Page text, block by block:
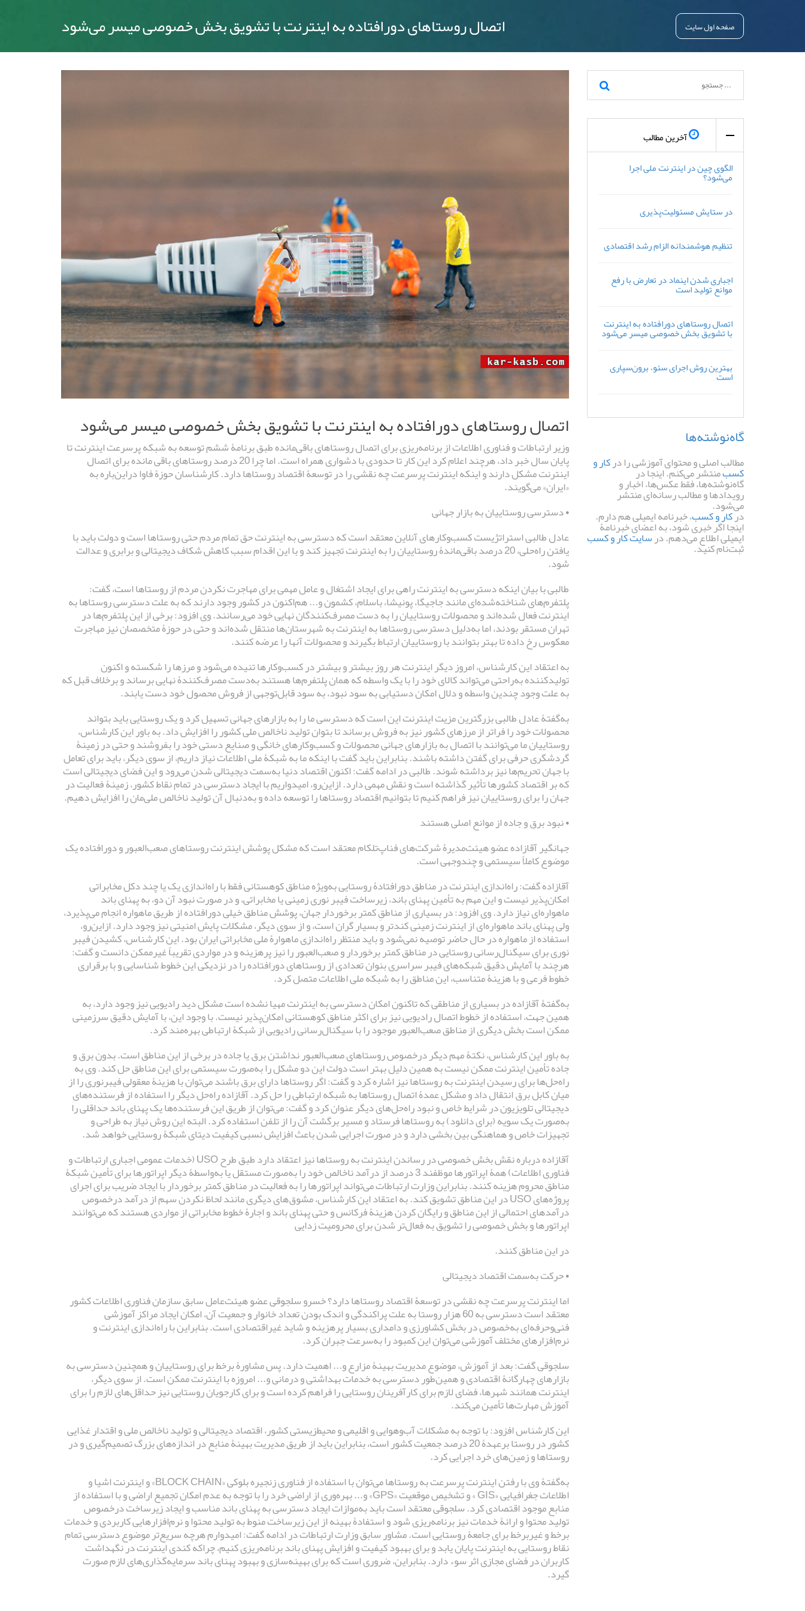
اتصال روستاهای دورافتاده به اینترنت با تشویق بخش خصوصی میسر می‌شود صفحه اول سایت
اتصال روستاهای دورافتاده به اینترنت با تشویق بخش خصوصی میسر می‌شود
وزیر ارتباطات و فناوری اطلاعات از برنامه‌ریزی برای اتصال روستاهای باقی‌مانده طبق برنامۀ ششم توسعه به شبکه پرسرعت اینترنت تا
پایان سال خبر داد، هرچند اعلام کرد این کار تا حدودی با دشواری همراه است. اما چرا 20 درصد روستاهای باقی مانده برای اتصال
اینترنت مشکل دارند و اینکه اینترنت پرسرعت چه نقشی را در توسعۀ اقتصاد روستاها دارد. کارشناسان حوزۀ فاوا دراین‌باره به
«ایران» می‌گویند.
• دسترسی روستاییان به بازار جهانی
عادل طالبی استراتژیست کسب‌و‌کارهای آنلاین معتقد است که دسترسی به اینترنت حق تمام مردم حتی روستاها است و دولت باید با
یافتن راه‌حلی، 20 درصد باقی‌ماندۀ روستاییان را به اینترنت تجهیز کند و با این اقدام سبب کاهش شکاف دیجیتالی و برابری و عدالت
شود.
طالبی با بیان اینکه دسترسی به اینترنت راهی برای ایجاد اشتغال و عامل مهمی برای مهاجرت نکردن مردم از روستاها است، گفت:
پلتفرم‌های شناخته‌شده‌ای مانند جاجیگا، پونیشا، باسلام، کشمون و... هم‌اکنون در کشور وجود دارند که به علت دسترسی روستاها به
اینترنت فعال شده‌اند و محصولات روستاییان را به دست مصرف‌کنندگان نهایی خود می‌رسانند. وی افزود: برخی از این پلتفرم‌ها در
تهران مستقر بودند، اما به‌دلیل دسترسی روستاها به اینترنت به شهرستان‌ها منتقل شده‌اند و حتی در حوزۀ متخصصان نیز مهاجرت
معکوس رخ داده تا بهتر بتوانند با روستاییان ارتباط بگیرند و محصولات آنها را عرضه کنند.
به اعتقاد این کارشناس، امروز دیگر اینترنت هر روز بیشتر و بیشتر در کسب‌و‌کارها تنیده می‌شود و مرزها را شکسته و اکنون
تولیدکننده به‌راحتی می‌تواند کالای خود را با یک واسطه که همان پلتفرم‌ها هستند به‌دست مصرف‌کنندۀ نهایی برساند و برخلاف قبل که
به علت وجود چندین واسطه و دلال امکان دستیابی به سود نبود، به سود قابل‌توجهی از فروش محصول خود دست یابند.
به‌گفتۀ عادل طالبی بزرگترین مزیت اینترنت این است که دسترسی ما را به بازارهای جهانی تسهیل کرد و یک روستایی باید بتواند
محصولات خود را فراتر از مرزهای کشور نیز به فروش برساند تا بتوان تولید ناخالص ملی کشور را افزایش داد. به باور این کارشناس،
روستاییان ما می‌توانند با اتصال به بازارهای جهانی محصولات و کسب‌و‌کارهای خانگی و صنایع دستی خود را بفروشند و حتی در زمینۀ
گردشگری حرفی برای گفتن داشته باشند. بنابراین باید گفت با اینکه ما به شبکۀ ملی اطلاعات نیاز داریم، از سوی دیگر، باید برای تعامل
با جهان تحریم‌ها نیز برداشته شوند. طالبی در ادامه گفت: اکنون اقتصاد دنیا به‌سمت دیجیتالی شدن می‌رود و این فضای دیجیتالی است
که بر اقتصاد کشورها تأثیر گذاشته است و نقش مهمی دارد. از‌این‌رو، امیدواریم با ایجاد دسترسی در تمام نقاط کشور، زمینۀ فعالیت در
جهان را برای روستاییان نیز فراهم کنیم تا بتوانیم اقتصاد روستاها را توسعه داده و به‌دنبال آن تولید ناخالص ملی‌مان را افزایش دهیم.
• نبود برق و جاده از موانع اصلی هستند
جهانگیر آقازاده عضو هیئت‌مدیرۀ شرکت‌های فناپ‌تلکام معتقد است که مشکل پوشش اینترنت روستاهای صعب‌العبور و دورافتاده یک
موضوع کاملاً سیستمی و چندوجهی است.
آقازاده گفت: راه‌اندازی اینترنت در مناطق دورافتادۀ روستایی به‌ویژه مناطق کوهستانی فقط با راه‌اندازی یک یا چند دکل مخابراتی
امکان‌پذیر نیست و این مهم به تأمین پهنای باند، زیرساخت فیبر نوری زمینی یا مخابراتی، و در صورت نبود آن دو، به پهنای باند
ماهواره‌ای نیاز دارد. وی افزود: در بسیاری از مناطقِ کمتر برخوردار جهان، پوشش مناطق خیلی دورافتاده از طریق ماهواره انجام می‌پذیرد،
ولی پهنای باند ماهواره‌ای از اینترنت زمینی کندتر و بسیار گران است، و از سوی دیگر، مشکلات پایش امنیتی نیز وجود دارد. ازاین‌رو،
استفاده از ماهواره در حال حاضر توصیه نمی‌شود و باید منتظر راه‌اندازی ماهوارۀ ملی مخابراتی ایران بود. این کارشناس، کشیدن فیبر
نوری برای سیگنال‌رسانی روستایی در مناطق کمتر برخوردار و صعب‌العبور را نیز پرهزینه و در مواردی تقریباً غیرممکن دانست و گفت:
هرچند با آمایش دقیق شبکه‌های فیبر سراسری بنوان تعدادی از روستاهای دورافتاده را در نزدیکی این خطوط شناسایی و با برقراری
خطوط فرعی و با هزینۀ متناسب، این مناطق را به شبکه ملی اطلاعات متصل کرد.
به‌گفتۀ آقازاده در بسیاری از مناطقی که تاکنون امکان دسترسی به اینترنت مهیا نشده است مشکل دید رادیویی نیز وجود دارد، به
همین جهت، استفاده از خطوط اتصال رادیویی نیز برای اکثر مناطق کوهستانی امکان‌پذیر نیست. با وجود این، با آمایش دقیق سرزمینی
ممکن است بخش دیگری از مناطق صعب‌العبور موجود را با سیگنال‌رسانی رادیویی از شبکۀ ارتباطی بهره‌مند کرد.
به باور این کارشناس، نکتۀ مهم دیگر درخصوص روستاهای صعب‌العبور نداشتن برق یا جاده در برخی از این مناطق است. بدون برق و
جاده تأمین اینترنت ممکن نیست به همین دلیل بهتر است دولت این دو مشکل را به‌صورت سیستمی برای این مناطق حل کند. وی به
راه‌حل‌ها برای رسیدن اینترنت به روستاها نیز اشاره کرد و گفت: اگر روستاها دارای برق باشند می‌توان با هزینۀ معقولی فیبرنوری را از
میان کابل برق انتقال داد و مشکل عمدۀ اتصال روستاها به شبکه ارتباطی را حل کرد. آقازاده راه‌حل دیگر را استفاده از فرستنده‌های
دیجیتالی تلویزیون در شرایط خاص و نبود راه‌حل‌های دیگر عنوان کرد و گفت: می‌توان از طریق این فرستنده‌ها یک پهنای باند حداقلی را
به‌صورت یک سویه (برای دانلود) به روستاها فرستاد و مسیر برگشت آن را از تلفن استفاده کرد. البته این روش نیاز به طراحی و
تجهیزات خاص و هماهنگی بین بخشی دارد و در صورت اجرایی شدن باعث افزایش نسبی کیفیت دیتای شبکۀ روستایی خواهد شد.
آقازاده درباره نقش بخش خصوصی در رساندن اینترنت به روستاها نیز اعتقاد دارد طبق طرح USO (خدمات عمومی اجباری ارتباطات و
فناوری اطلاعات) همۀ اپراتورها موظفند 3 درصد از درآمد ناخالص خود را به‌صورت مستقل یا به‌واسطۀ دیگر اپراتورها برای تأمین شبکۀ
مناطق محروم هزینه کنند. بنابراین وزارت ارتباطات می‌تواند اپراتورها را به فعالیت در مناطق کمتر برخوردار با ایجاد ضریب برای اجرای
پروژ‌ه‌های USO در این مناطق تشویق کند. به اعتقاد این کارشناس، مشوق‌های دیگری مانند لحاظ نکردن سهم از درآمد درخصوص
درآمدهای احتمالی از این مناطق و رایگان کردن هزینۀ فرکانس و حتی پهنای باند و اجارۀ خطوط مخابراتی از مواردی هستند که می‌توانند
اپراتورها و بخش خصوصی را تشویق به فعال‌تر شدن برای محرومیت زدایی
در این مناطق کنند.
• حرکت به‌سمت اقتصاد دیجیتالی
اما اینترنت پرسرعت چه نقشی در توسعۀ اقتصاد روستاها دارد؟ خسرو سلجوقی عضو هیئت‌عامل سابق سازمان فناوری اطلاعات کشور
معتقد است دسترسی به 60 هزار روستا به علت پراکندگی و اندک بودن تعداد خانوار و جمعیت آن، امکان ایجاد مراکز آموزشی
فنی‌وحرفه‌ای به‌خصوص در بخش کشاورزی و دامداری بسیار پرهزینه و شاید غیراقتصادی است. بنابراین با راه‌اندازی اینترنت و
نرم‌افزارهای مختلف آموزشی می‌توان این کمبود را به‌سرعت جبران کرد.
سلجوقی گفت: بعد از آموزش، موضوع مدیریت بهینۀ مزارع و... اهمیت دارد. پس مشاورۀ برخط برای روستاییان و همچنین دسترسی به
بازارهای چهارگانۀ اقتصادی و همین‌طور دسترسی به خدمات بهداشتی و درمانی و... امروزه با اینترنت ممکن است. از سوی دیگر،
اینترنت همانند شهرها، فضای لازم برای کارآفرینان روستایی را فراهم کرده است و برای کارجویان روستایی نیز حداقل‌های لازم را برای
آموزش مهارت‌ها تأمین می‌کند.
این کارشناس افزود: با توجه به مشکلات آب‌و‌هوایی و اقلیمی و محیط‌‌زیستی کشور، اقتصاد دیجیتالی و تولید ناخالص ملی و اقتدار غذایی
کشور در روستا برعهدۀ 20 درصد جمعیت کشور است، بنابراین باید از طریق مدیریت بهینۀ منابع در اندازه‌های بزرگ تصمیم‌گیری و در
روستاها و زمین‌های خرد اجرایی کرد.
به‌گفتۀ وی با رفتن اینترنت پرسرعت به روستاها می‌توان با استفاده از فناوری زنجیره بلوکی «BLOCK CHAIN» و اینترنت اشیا و
اطلاعات جغرافیایی «GIS » و تشخیص موقعیت «GPS» و... بهره‌وری از اراضی خرد را با توجه به عدم امکان تجمیع اراضی و با استفاده از
منابع موجود اقتصادی کرد. سلجوقی معتقد است باید به‌موازات ایجاد دسترسی به پهنای باند مناسب و ایجاد زیرساخت درخصوص
تولید محتوا و ارائۀ خدمات نیز برنامه‌ریزی شود و استفادۀ بهینه از این زیرساخت منوط به تولید محتوا و نرم‌افزارهایی کاربردی و خدمات
برخط و غیربرخط برای جامعۀ روستایی است. مشاور سابق وزارت ارتباطات در ادامه گفت: امیدوارم هرچه سریع‌تر موضوع دسترسی تمام
نقاط روستایی به اینترنت پایان یابد و برای بهبود کیفیت و افزایش پهنای باند برنامه‌ریزی کنیم، چراکه کندی اینترنت در نگهداشت
کاربران در فضای مجازی اثر سوء دارد. بنابراین، ضروری است که برای بهینه‌سازی و بهبود پهنای باند سرمایه‌گذاری‌های لازم صورت
گیرد.
آخرین مطالب
الگوی چین در اینترنت ملی اجرا
می‌شود؟
در ستایش مسئولیت‌پذیری
تنظیم هوشمندانه الزام رشد اقتصادی
اجباری شدن اینماد در تعارض با رفع
موانع تولید است
اتصال روستاهای دورافتاده به اینترنت
با تشویق بخش خصوصی میسر می‌شود
بهترین روش اجرای سئو، برون‌سپاری
است
گاه‌نوشته‌ها
مطالب اصلی و محتوای آموزشی را درکار و
کسبمنتشر می‌کنم. اینجا در
گاه‌نوشته‌ها، فقط عکس‌ها، اخبار و
رویدادها و مطالب رسانه‌ای منتشر
می‌شود.
درکار و کسب، خبرنامه ایمیلی هم دارم.
اینجا اگر خبری شود، به اعضای خبرنامۀ
ایمیلی اطلاع می‌دهم. درسایت کار و کسب
ثبت‌نام کنید.